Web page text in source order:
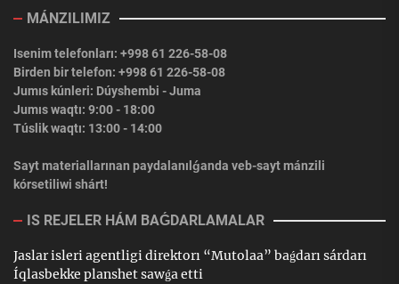
MÁNZILIMIZ
Isenim telefonları: +998 61 226-58-08
Birden bir telefon: +998 61 226-58-08
Jumıs kúnleri: Dúyshembi - Juma
Jumıs waqtı: 9:00 - 18:00
Túslik waqtı: 13:00 - 14:00
Sayt materiallarınan paydalanılǵanda veb-sayt mánzili
kórsetiliwi shárt!
IS REJELER HÁM BAǴDARLAMALAR
Jaslar isleri agentligi direktorı “Mutolaa” baǵdarı sárdarı
Íqlasbekke planshet sawǵa etti